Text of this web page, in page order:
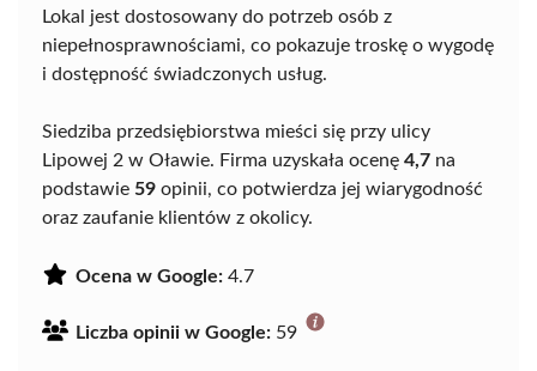
Lokal jest dostosowany do potrzeb osób z
niepełnosprawnościami, co pokazuje troskę o wygodę
i dostępność świadczonych usług.
Siedziba przedsiębiorstwa mieści się przy ulicy
Lipowej 2 w Oławie. Firma uzyskała ocenę 4,7 na
podstawie 59 opinii, co potwierdza jej wiarygodność
oraz zaufanie klientów z okolicy.
Ocena w Google: 4.7
Liczba opinii w Google: 59